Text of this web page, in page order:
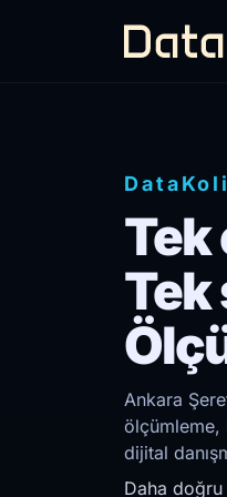
Tek
Ankara
ölçümleme,
dijital
Daha